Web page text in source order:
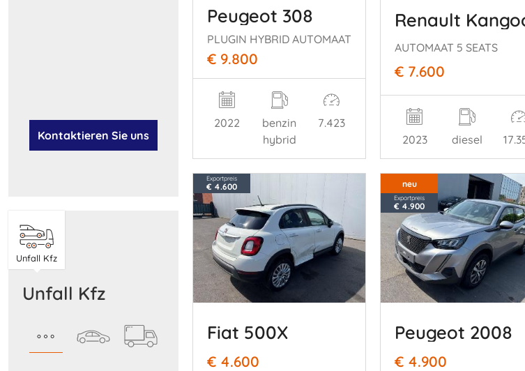
Kontaktieren Sie uns
Unfall Kfz
Unfall Kfz
Peugeot 308
PLUGIN HYBRID AUTOMAAT
€ 9.800
2022
benzin
hybrid
7.423
Renault
AUTOMAAT 5 SEATS
€ 7.600
2023 diesel
Exportpreis
€ 4.600
Fiat 500X
€ 4.600
neu
Exportpreis
€ 4.900
Peugeot 2008
€ 4.900